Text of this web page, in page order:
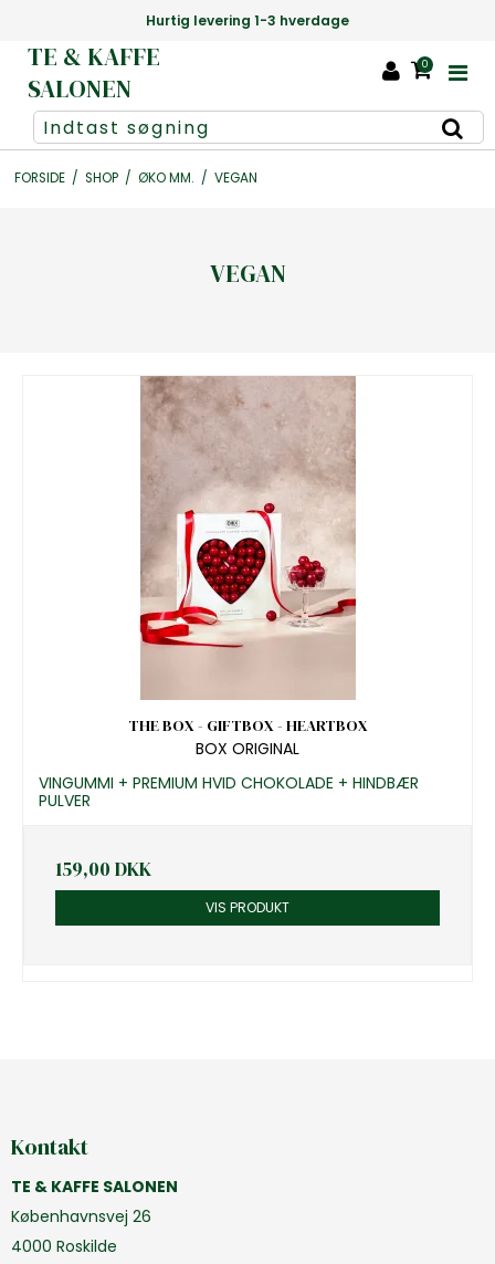
Hurtig levering 1-3 hverdage
TE & KAFFE
SALONEN
0
FORSIDE / SHOP / ØKO MM. / VEGAN
VEGAN
THE BOX - GIFTBOX - HEARTBOX
BOX ORIGINAL
VINGUMMI + PREMIUM HVID CHOKOLADE + HINDBÆR
PULVER
159,00 DKK
VIS PRODUKT
Kontakt
TE & KAFFE SALONEN
Københavnsvej 26
4000 Roskilde